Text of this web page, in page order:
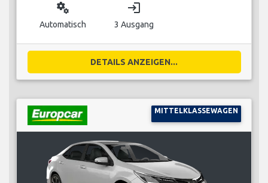
miscellaneous_services
Automatisch
login
3 Ausgang
DETAILS ANZEIGEN...
MITTELKLASSEWAGEN